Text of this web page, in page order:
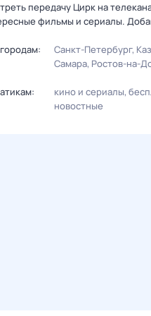
передачу Цирк на
фильмы и сериалы.
Санкт-Петербург
Самара Ростов-на-
кино и сериалы
новостные